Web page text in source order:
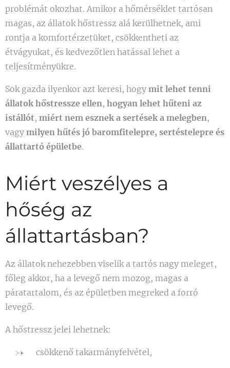
problémát okozhat. Amikor a hőmérséklet tartósan
magas, az állatok hőstressz alá kerülhetnek, ami
rontja a komfortérzetüket, csökkentheti az
étvágyukat, és kedvezőtlen hatással lehet a
teljesítményükre.
Sok gazda ilyenkor azt keresi, hogy mit lehet tenni
állatok hőstressze ellen, hogyan lehet hűteni az
istállót, miért nem esznek a sertések a melegben,
vagy milyen hűtés jó baromfitelepre, sertéstelepre és
állattartó épületbe.
Miért veszélyes a
hőség az
állattartásban?
Az állatok nehezebben viselik a tartós nagy meleget,
főleg akkor, ha a levegő nem mozog, magas a
páratartalom, és az épületben megreked a forró
levegő.
A hőstressz jelei lehetnek:
csökkenő takarmányfelvétel,